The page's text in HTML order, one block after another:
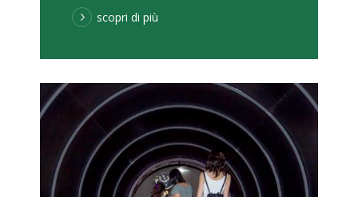
scopri di più